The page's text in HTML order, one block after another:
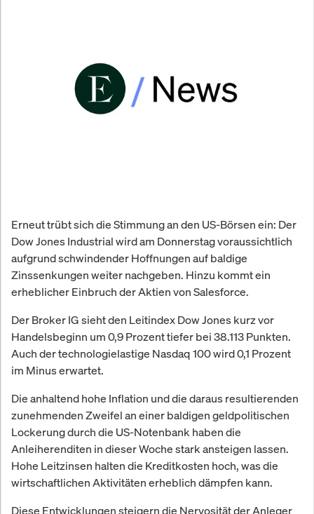
Erneut trübt sich die Stimmung an den US-Börsen ein: Der
Dow Jones Industrial wird am Donnerstag voraussichtlich
aufgrund schwindender Hoffnungen auf baldige
Zinssenkungen weiter nachgeben. Hinzu kommt ein
erheblicher Einbruch der Aktien von Salesforce.
Der Broker IG sieht den Leitindex Dow Jones kurz vor
Handelsbeginn um 0,9 Prozent tiefer bei 38.113 Punkten.
Auch der technologielastige Nasdaq 100 wird 0,1 Prozent
im Minus erwartet.
Die anhaltend hohe Inflation und die daraus resultierenden
zunehmenden Zweifel an einer baldigen geldpolitischen
Lockerung durch die US-Notenbank haben die
Anleiherenditen in dieser Woche stark ansteigen lassen.
Hohe Leitzinsen halten die Kreditkosten hoch, was die
wirtschaftlichen Aktivitäten erheblich dämpfen kann.
Diese Entwicklungen steigern die Nervosität der Anleger